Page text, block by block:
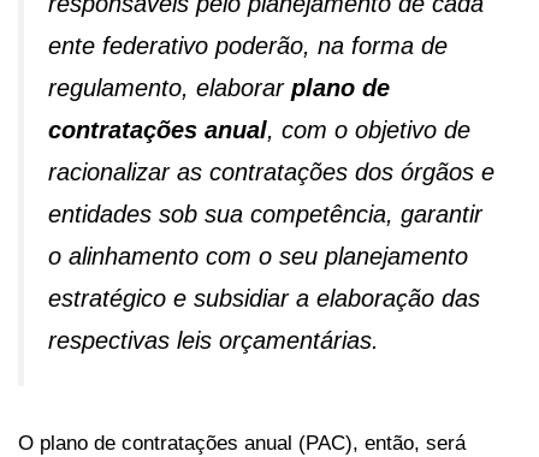
ente federativo poderão, na forma de
regulamento, elaborar plano de
contratações anual, com o objetivo de
racionalizar as contratações dos órgãos e
entidades sob sua competência, garantir
o alinhamento com o seu planejamento
estratégico e subsidiar a elaboração das
respectivas leis orçamentárias.
O plano de contratações anual (PAC), então, será